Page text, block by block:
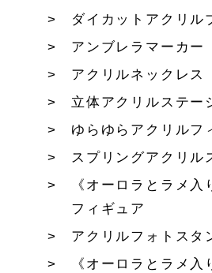
ダイカットアクリル
アンブレラマーカー
アクリルネックレス
立体アクリルステー
ゆらゆらアクリルフ
スプリングアクリル
《オーロラとラメ
フィギュア
アクリルフォトスタ
《オーロラとラメ